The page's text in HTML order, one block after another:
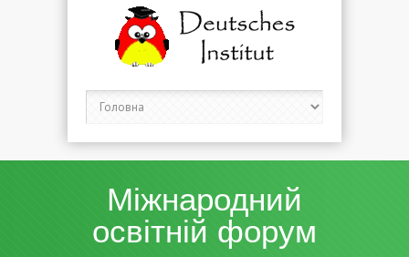
Міжнародний
освітній форум